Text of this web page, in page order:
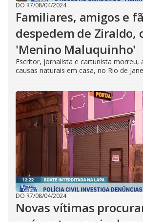
DO R7/08/04/2024
Familiares, amigos e
despedem de Ziraldo,
'Menino Maluquinho'
Escritor, jornalista e cartunista morreu,
causas naturais em casa, no Rio de
DO R7/08/04/2024
Novas vítimas